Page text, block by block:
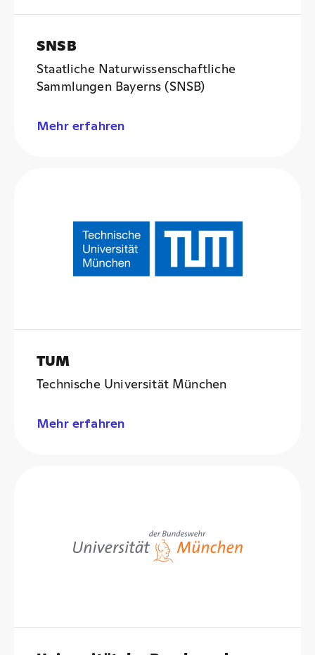
SNSB
Staatliche Naturwissenschaftliche
Sammlungen Bayerns (SNSB)
Mehr erfahren
TUM
Technische Universität München
Mehr erfahren